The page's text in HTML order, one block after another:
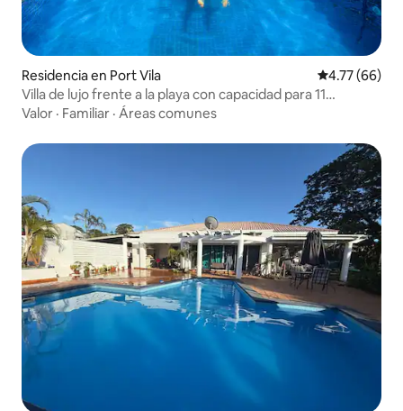
Residencia en Port Vila Calificación
4.77 (66)
Villa de lujo frente a la playa con capacidad para 11
personas
Valor · Familiar · Áreas comunes